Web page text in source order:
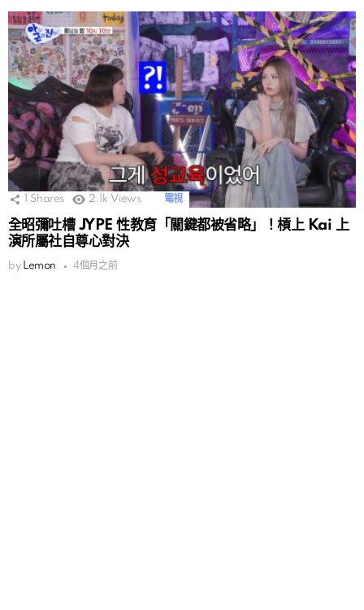
Shares 2.1k Views 電視
全昭彌吐槽 JYPE 性教育「關鍵都被省略」！槓上 Kai 上
演所屬社自尊心對決
by Lemon 4個月之前